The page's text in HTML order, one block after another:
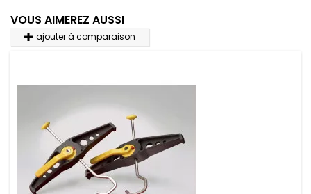
VOUS AIMEREZ AUSSI
ajouter à comparaison